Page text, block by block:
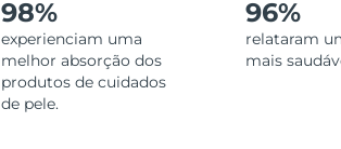
98%
experienciam uma
melhor absorção dos
produtos de cuidados
de pele.
96%
relataram
mais